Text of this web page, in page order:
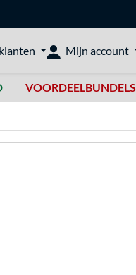
Mijn account
VOORDEELBUNDELS